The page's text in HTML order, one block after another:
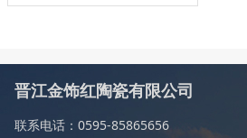
晋江金饰红陶瓷有限公司
联系电话：0595-85865656